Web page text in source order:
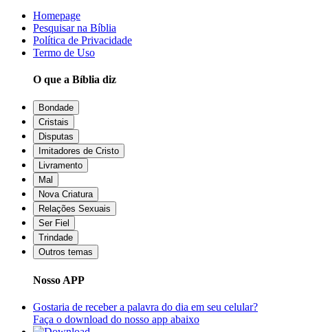
Homepage
Pesquisar na Bíblia
Política de Privacidade
Termo de Uso
O que a Bíblia diz
Bondade
Cristais
Disputas
Imitadores de Cristo
Livramento
Mal
Nova Criatura
Relações Sexuais
Ser Fiel
Trindade
Outros temas
Nosso APP
Gostaria de receber a palavra do dia em seu celular?
Faça o download do nosso app abaixo